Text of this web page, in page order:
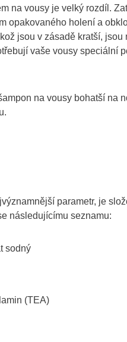
na vousy je velký rozdíl.
opakovaného holení a
jsou v zásadě kratší,
vaše vousy speciální
na vousy bohatší na
parametr, je
následujícímu seznamu:
sodný
(TEA)